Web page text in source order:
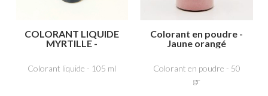
COLORANT LIQUIDE
MYRTILLE -
Indigotine, carmin
Colorant liquide - 105 ml
Colorant en poudre -
Jaune orangé
Colorant en poudre - 50
gr